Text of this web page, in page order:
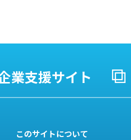
業支援サイト
このサイトについて